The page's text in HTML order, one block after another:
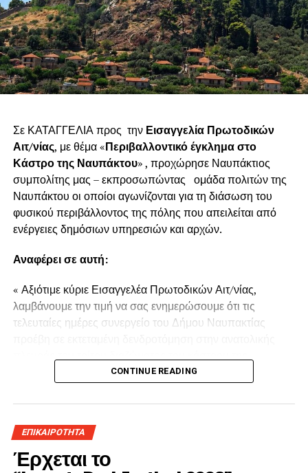
Σε ΚΑΤΑΓΓΕΛΙΑ προς την Εισαγγελία Πρωτοδικών
Αιτ/νίας, με θέμα «Περιβαλλοντικό έγκλημα στο
Κάστρο της Ναυπάκτου» , προχώρησε Ναυπάκτιος
συμπολίτης μας – εκπροσωπώντας ομάδα πολιτών της
Ναυπάκτου οι οποίοι αγωνίζονται για τη διάσωση του
φυσικού περιβάλλοντος της πόλης που απειλείται από
ενέργειες δημόσιων υπηρεσιών και αρχών.
Αναφέρει σε αυτή:
« Αξιότιμε κύριε Εισαγγελέα Πρωτοδικών Αιτ/νίας,
λαμβάνουμε την τιμή να σας ενημερώσουμε ότι τις
τελευταίες ημέρες συνεργείο του Δήμου Ναυπακτίας
Ναυπάκτου πάνω από τη Ντάπια Τσαούς.
Παρόμοια ενέργεια πραγματοποιήθηκε και το Καλοκαίρι
αντίδραση των κατοίκων του παραδοσιακού οικισμού της
πόλης της Ναυπάκτου αλλά και της ευρύτερης περιοχής.
CONTINUE READING
ΕΠΙΚΑΙΡΟΤΗΤΑ
Έρχεται το